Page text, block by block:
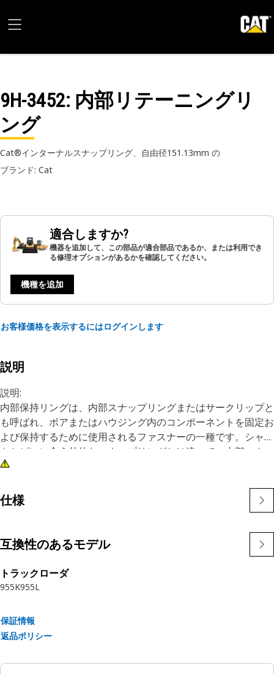
9H-3452: 内部リテーニングリ
ング
Cat®インターナルスナップリング、自由径151.13mm の
ブランド: Cat
適合しますか?
機器を追加して、この部品が適合部品であるか、または利用でき
る修理オプションがあるかを確認してください。
機種を追加
お客様価格を表示するにはログインします
説明
説明:
内部保持リングは、内部スナップリングまたはサークリップと
も呼ばれ、ボアまたはハウジング内のコンポーネントを固定お
よび保持するために使用されるファスナーの一種です。シャフ
トかピンに合う外的なスナップリングとは違って、内部スナッ
プリングは部品をある特定の位置に握るために穴か溝の中に取
たはハウジング内のコンポーネントの軸方向の動きや変位を防
止することです。保持装置として機能し、ベアリング、シャフ
特長:
• 正確な仕様で製造され、耐久性、信頼性、生産性を重視して
作られています
• 圧縮されたスナップリングは、ボアの溝またはくぼみに挿入
されます
仕様
互換性のあるモデル
トラックローダ
955K955L
保証情報
返品ポリシー